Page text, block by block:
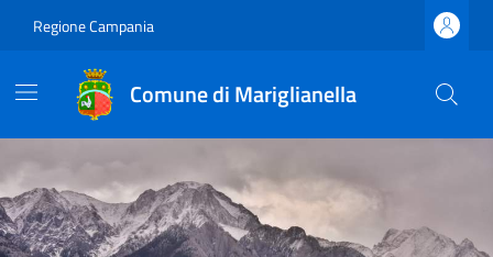
Regione Campania
Comune di Mariglianella